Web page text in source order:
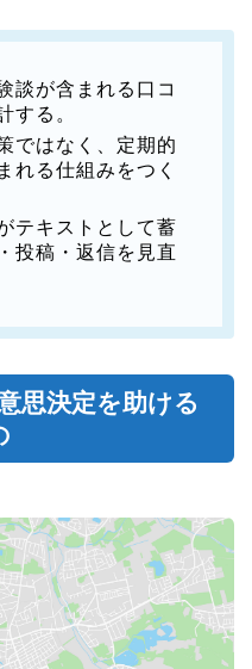
談が含まれる口コ
する。
ではなく、定期的
れる仕組みをつく
テキストとして蓄
投稿・返信を見直
思決定を助ける